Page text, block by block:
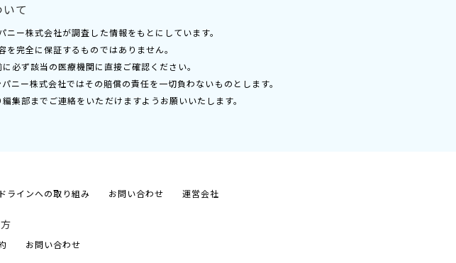
て
ー株式会社が調査した情報をもとにしています。
完全に保証するものではありません。
必ず該当の医療機関に直接ご確認ください。
ニー株式会社ではその賠償の責任を一切負わないものとします。
編集部までご連絡をいただけますようお願いいたします。
ラインへの取り組み お問い合わせ 運営会社
お問い合わせ